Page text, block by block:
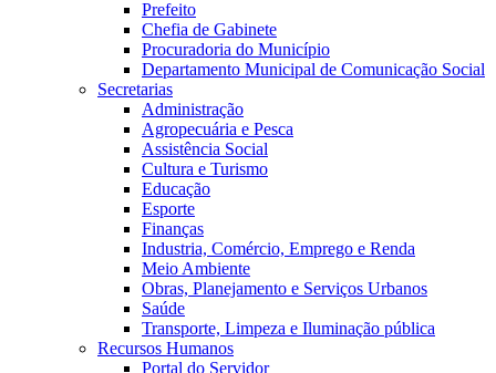
Prefeito
Chefia de Gabinete
Procuradoria do Município
Departamento Municipal de Comunicação Social
Secretarias
Administração
Agropecuária e Pesca
Assistência Social
Cultura e Turismo
Educação
Esporte
Finanças
Industria, Comércio, Emprego e Renda
Meio Ambiente
Obras, Planejamento e Serviços Urbanos
Saúde
Transporte, Limpeza e Iluminação pública
Recursos Humanos
Portal do Servidor